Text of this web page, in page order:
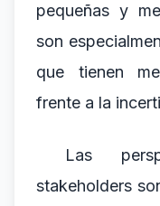
pequeñas y
son
que tienen
frente a la
Las
stakeholders